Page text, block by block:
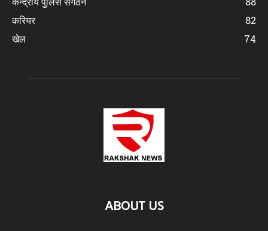
करियर
82
खेल
74
ABOUT US